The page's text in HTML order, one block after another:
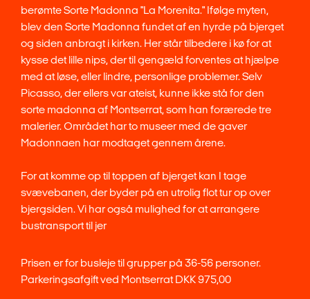
berømte Sorte Madonna "La Morenita." Ifølge myten,
blev den Sorte Madonna fundet af en hyrde på bjerget
og siden anbragt i kirken. Her står tilbedere i kø for at
kysse det lille nips, der til gengæld forventes at hjælpe
med at løse, eller lindre, personlige problemer. Selv
Picasso, der ellers var ateist, kunne ikke stå for den
sorte madonna af Montserrat, som han forærede tre
malerier. Området har to museer med de gaver
Madonnaen har modtaget gennem årene.
For at komme op til toppen af bjerget kan I tage
svævebanen, der byder på en utrolig flot tur op over
bjergsiden. Vi har også mulighed for at arrangere
bustransport til jer
Prisen er for busleje til grupper på 36-56 personer.
Parkeringsafgift ved Montserrat DKK 975,00